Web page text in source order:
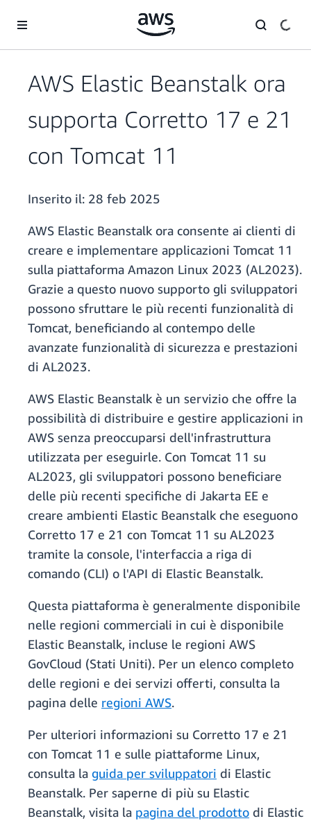
AWS Elastic Beanstalk ora
supporta Corretto 17 e 21
con Tomcat 11
Inserito il: 28 feb 2025
AWS Elastic Beanstalk ora consente ai clienti di
creare e implementare applicazioni Tomcat 11
sulla piattaforma Amazon Linux 2023 (AL2023).
Grazie a questo nuovo supporto gli sviluppatori
possono sfruttare le più recenti funzionalità di
Tomcat, beneficiando al contempo delle
avanzate funzionalità di sicurezza e prestazioni
di AL2023.
AWS Elastic Beanstalk è un servizio che offre la
possibilità di distribuire e gestire applicazioni in
AWS senza preoccuparsi dell'infrastruttura
utilizzata per eseguirle. Con Tomcat 11 su
AL2023, gli sviluppatori possono beneficiare
delle più recenti specifiche di Jakarta EE e
creare ambienti Elastic Beanstalk che eseguono
Corretto 17 e 21 con Tomcat 11 su AL2023
tramite la console, l'interfaccia a riga di
comando (CLI) o l'API di Elastic Beanstalk.
Questa piattaforma è generalmente disponibile
nelle regioni commerciali in cui è disponibile
Elastic Beanstalk, incluse le regioni AWS
GovCloud (Stati Uniti). Per un elenco completo
delle regioni e dei servizi offerti, consulta la
pagina delle regioni AWS.
Per ulteriori informazioni su Corretto 17 e 21
con Tomcat 11 e sulle piattaforme Linux,
consulta la guida per sviluppatori di Elastic
Beanstalk. Per saperne di più su Elastic
Beanstalk, visita la pagina del prodotto di Elastic